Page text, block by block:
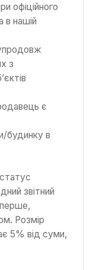
офіційного
в нашій
з
є
будинку в
звітний
Розмір
5% від суми,